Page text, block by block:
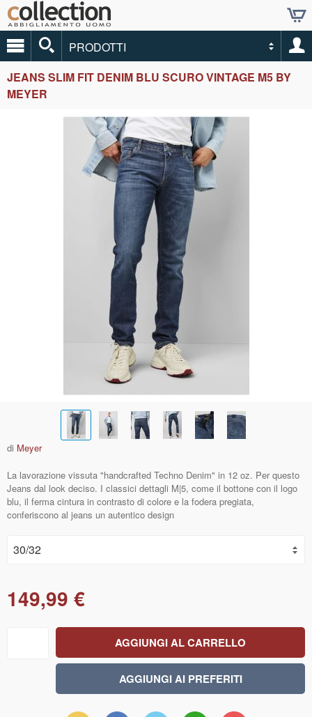
PRODOTTI
JEANS SLIM FIT DENIM BLU SCURO VINTAGE M5 BY
MEYER
di Meyer
La lavorazione vissuta "handcrafted Techno Denim" in 12 oz. Per questo
Jeans dal look deciso. I classici dettagli M|5, come il bottone con il logo
blu, il ferma cintura in contrasto di colore e la fodera pregiata,
conferiscono al jeans un autentico design
149,99 €